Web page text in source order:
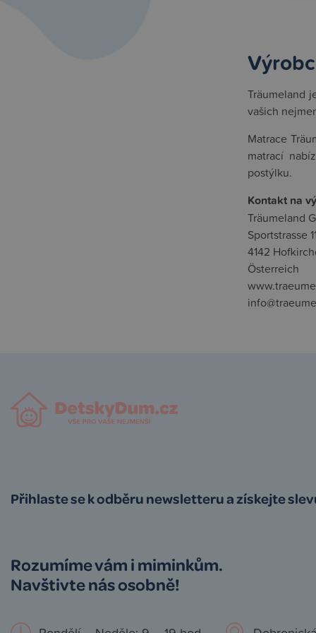
Träumeland
vašich
Matrace
matrací
postýlku.
Kontakt na
Träumeland
Sportstrasse
4142
Österreich
Přihlaste se k odběru newsletteru a získejte
Rozumíme vám i miminkům.
Navštivte nás osobně!